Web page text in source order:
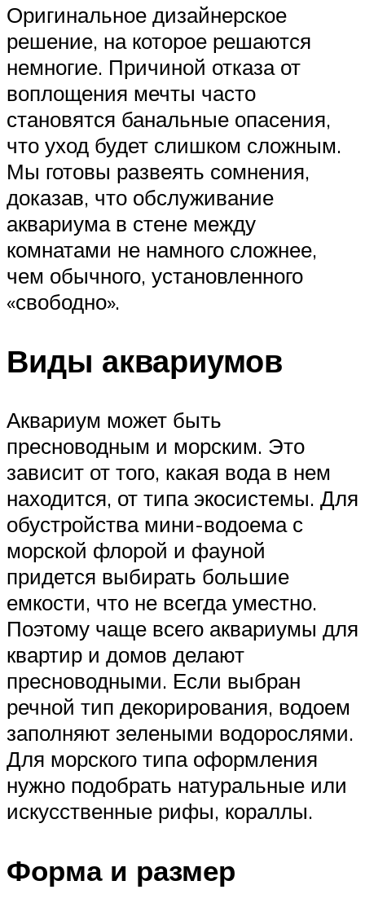
Оригинальное дизайнерское
решение, на которое решаются
немногие. Причиной отказа от
воплощения мечты часто
становятся банальные опасения,
что уход будет слишком сложным.
Мы готовы развеять сомнения,
доказав, что обслуживание
аквариума в стене между
комнатами не намного сложнее,
чем обычного, установленного
«свободно».
Виды аквариумов
Аквариум может быть
пресноводным и морским. Это
зависит от того, какая вода в нем
находится, от типа экосистемы. Для
обустройства мини-водоема с
морской флорой и фауной
придется выбирать большие
емкости, что не всегда уместно.
Поэтому чаще всего аквариумы для
квартир и домов делают
пресноводными. Если выбран
речной тип декорирования, водоем
заполняют зелеными водорослями.
Для морского типа оформления
нужно подобрать натуральные или
искусственные рифы, кораллы.
Форма и размер